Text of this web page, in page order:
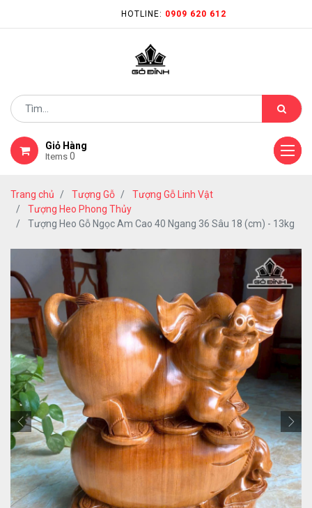
HOTLINE: 0909 620 612
Giỏ Hàng
Items 0
Trang chủ Tượng Gỗ
Tượng Gỗ Linh Vật
Tượng Heo Phong Thủy
Tượng Heo Gỗ Ngọc Am Cao 40 Ngang 36 Sâu 18 (cm) - 13kg